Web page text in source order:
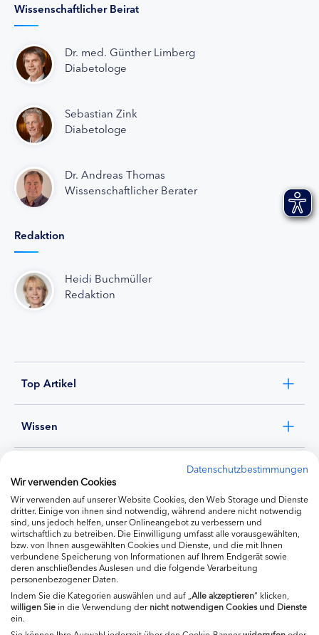
Wissenschaftlicher Beirat
Dr. med. Günther Limberg
Diabetologe
Sebastian Zink
Diabetologe
Dr. Andreas Thomas
Wissenschaftlicher Berater
Redaktion
Heidi Buchmüller
Redaktion
Top Artikel
Wissen
Ernährung
Produkte
Datenschutzbestimmungen
Wir verwenden Cookies
Wir verwenden auf unserer Website Cookies, den Web Storage und Dienste
dritter. Einige von ihnen sind notwendig, während andere nicht notwendig
sind, uns jedoch helfen, unser Onlineangebot zu verbessern und
wirtschaftlich zu betreiben. Die Einwilligung umfasst alle vorausgewählten,
bzw. von Ihnen ausgewählten Cookies und Dienste, und die mit Ihnen
verbundene Speicherung von Informationen auf Ihrem Endgerät sowie
deren anschließendes Auslesen und die folgende Verarbeitung
personenbezogener Daten.
Indem Sie die Kategorien auswählen und auf „ Alle akzeptieren“ klicken,
willigenSie in die Verwendung dernicht notwendigen Cookies und Dienste
ein.